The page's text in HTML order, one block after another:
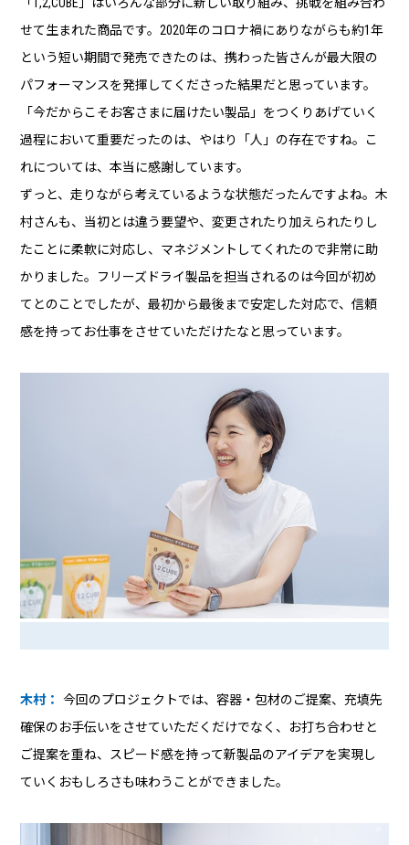
せて生まれた商品です。2020年のコロナ禍にありながらも約1年
という短い期間で発売できたのは、携わった皆さんが最大限の
パフォーマンスを発揮してくださった結果だと思っています。
「今だからこそお客さまに届けたい製品」をつくりあげていく
過程において重要だったのは、やはり「人」の存在ですね。こ
れについては、本当に感謝しています。
ずっと、走りながら考えているような状態だったんですよね。木
村さんも、当初とは違う要望や、変更されたり加えられたりし
たことに柔軟に対応し、マネジメントしてくれたので非常に助
かりました。フリーズドライ製品を担当されるのは今回が初め
てとのことでしたが、最初から最後まで安定した対応で、信頼
感を持ってお仕事をさせていただけたなと思っています。
木村：
今回のプロジェクトでは、容器・包材のご提案、充填先
確保のお手伝いをさせていただくだけでなく、お打ち合わせと
ご提案を重ね、スピード感を持って新製品のアイデアを実現し
ていくおもしろさも味わうことができました。